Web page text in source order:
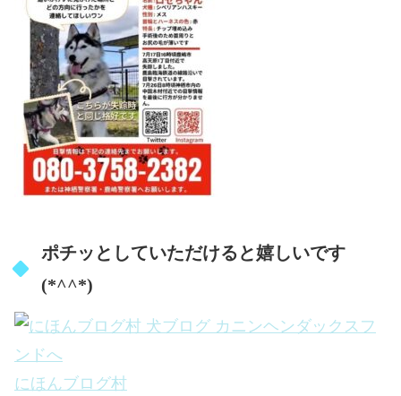
ポチッとしていただけると嬉しいです
(*^^*)
にほんブログ村